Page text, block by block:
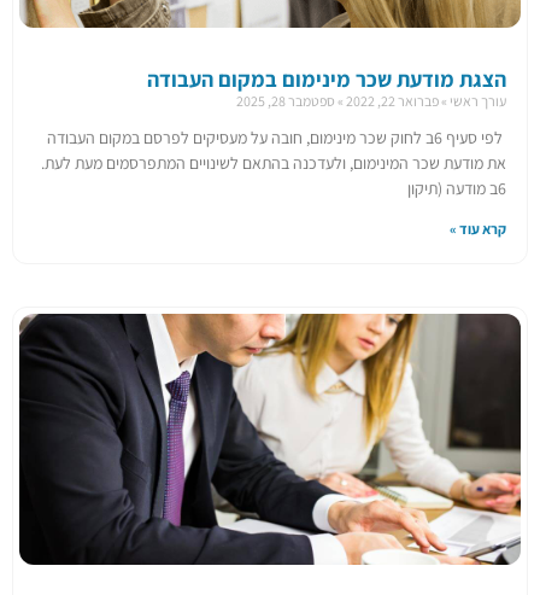
הצגת מודעת שכר מינימום במקום העבודה
עורך ראשי פברואר 22, 2022 ספטמבר 28, 2025
​לפי סעיף 6ב לחוק שכר מינימום, חובה על מעסיקים לפרסם במקום העבודה
את מודעת שכר המינימום, ולעדכנה בהתאם לשינויים המתפרסמים מעת לעת.
6ב מודעה (תיקון
קרא עוד »